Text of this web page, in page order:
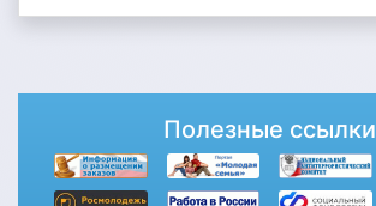
Полезные ссылки